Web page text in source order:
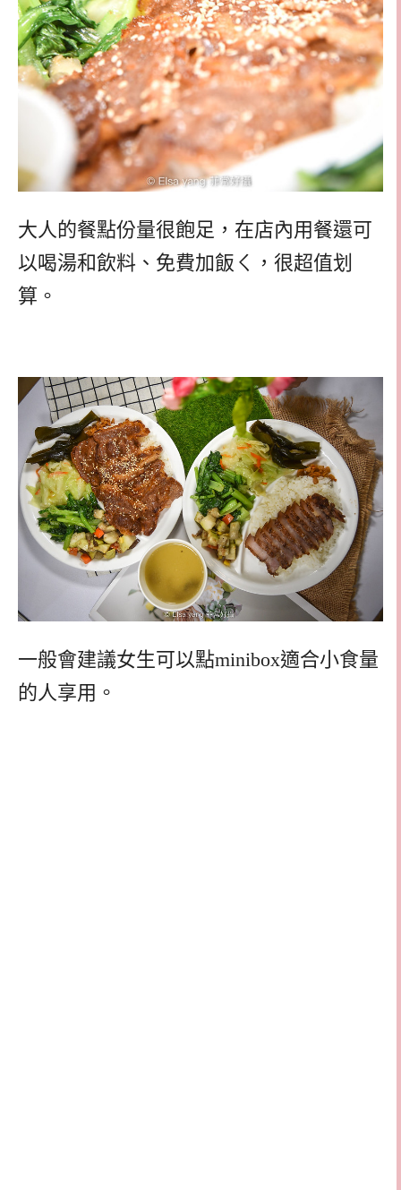
大人的餐點份量很飽足，在店內用餐還可
以喝湯和飲料、免費加飯ㄑ，很超值划
算。
一般會建議女生可以點minibox適合小食量
的人享用。